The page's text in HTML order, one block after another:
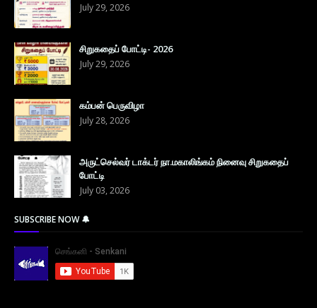
July 29, 2026
சிறுகதைப் போட்டி- 2026
July 29, 2026
கம்பன் பெருவிழா
July 28, 2026
அருட்செல்வர் டாக்டர் நா.மகாலிங்கம் நினைவு சிறுகதைப்
போட்டி
July 03, 2026
SUBSCRIBE NOW 🔔